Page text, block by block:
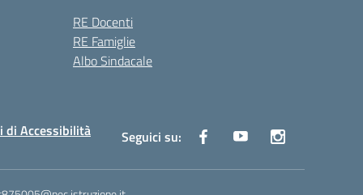
RE Docenti
RE Famiglie
Albo Sindacale
di Accessibilità Seguici su: